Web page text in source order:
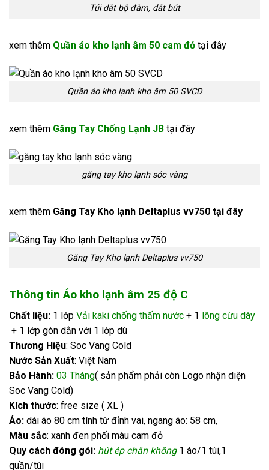
Túi dắt bộ đàm, dắt bút
xem thêm Quần áo kho lạnh âm 50 cam đỏ tại đây
Quần áo kho lạnh kho âm 50 SVCD
xem thêm Găng Tay Chống Lạnh JB tại đây
găng tay kho lạnh sóc vàng
xem thêm Găng Tay Kho lạnh Deltaplus vv750 tại đây
Găng Tay Kho lạnh Deltaplus vv750
Thông tin Áo kho lạnh âm 25 độ C
Chất liệu: 1 lớp Vải kaki chống thấm nước + 1 lông cừu dày
+ 1 lớp gòn dằn với 1 lớp dù
Thương Hiệu: Soc Vang Cold
Nước Sản Xuất: Việt Nam
Bảo Hành: 03 Tháng( sản phẩm phải còn Logo nhận diện
Soc Vang Cold)
Kích thước: free size ( XL )
Áo: dài áo 80 cm tính từ đỉnh vai, ngang áo: 58 cm,
Màu sắc: xanh đen phối màu cam đỏ
Quy cách đóng gói: hút ép chân không1 áo/1 túi,1
quần/túi